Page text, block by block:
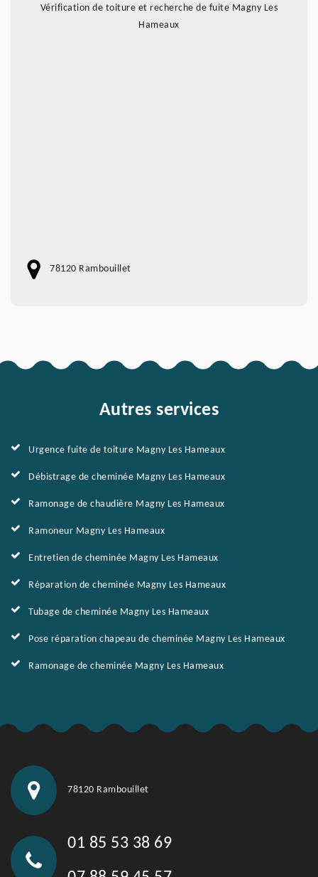
Vérification de toiture et recherche de fuite Magny Les
Hameaux
78120 Rambouillet
Autres services
Urgence fuite de toiture Magny Les Hameaux
Débistrage de cheminée Magny Les Hameaux
Ramonage de chaudière Magny Les Hameaux
Ramoneur Magny Les Hameaux
Entretien de cheminée Magny Les Hameaux
Réparation de cheminée Magny Les Hameaux
Tubage de cheminée Magny Les Hameaux
Pose réparation chapeau de cheminée Magny Les Hameaux
Ramonage de cheminée Magny Les Hameaux
78120 Rambouillet
01 85 53 38 69